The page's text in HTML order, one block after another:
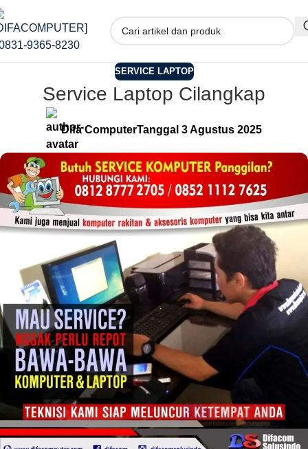
SERVICE LAPTOP
Service Laptop Cilangkap
Difa ComputerTanggal 3 Agustus 2025